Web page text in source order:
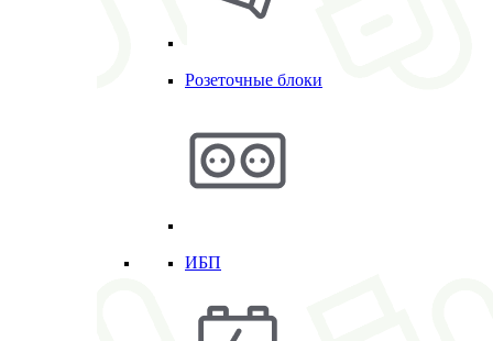
Розеточные блоки
ИБП